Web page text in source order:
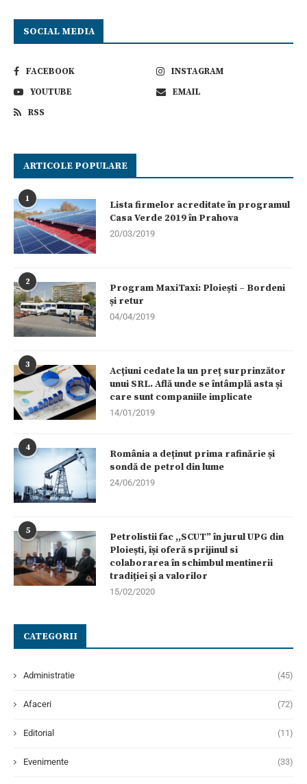
SOCIAL MEDIA
FACEBOOK
INSTAGRAM
YOUTUBE
EMAIL
RSS
ARTICOLE POPULARE
1
Lista firmelor acreditate în programul
Casa Verde 2019 în Prahova
20/03/2019
2
Program MaxiTaxi: Ploiești – Bordeni
și retur
04/04/2019
3
Acțiuni cedate la un preț surprinzător
unui SRL. Află unde se întâmplă asta și
care sunt companiile implicate
14/01/2019
4
România a deținut prima rafinărie și
sondă de petrol din lume
24/06/2019
5
Petrolistii fac ,,SCUT” în jurul UPG din
Ploiești, își oferă sprijinul si
colaborarea în schimbul mentinerii
tradiției și a valorilor
15/02/2020
CATEGORII
Administratie (45)
Afaceri (72)
Editorial (11)
Evenimente (33)